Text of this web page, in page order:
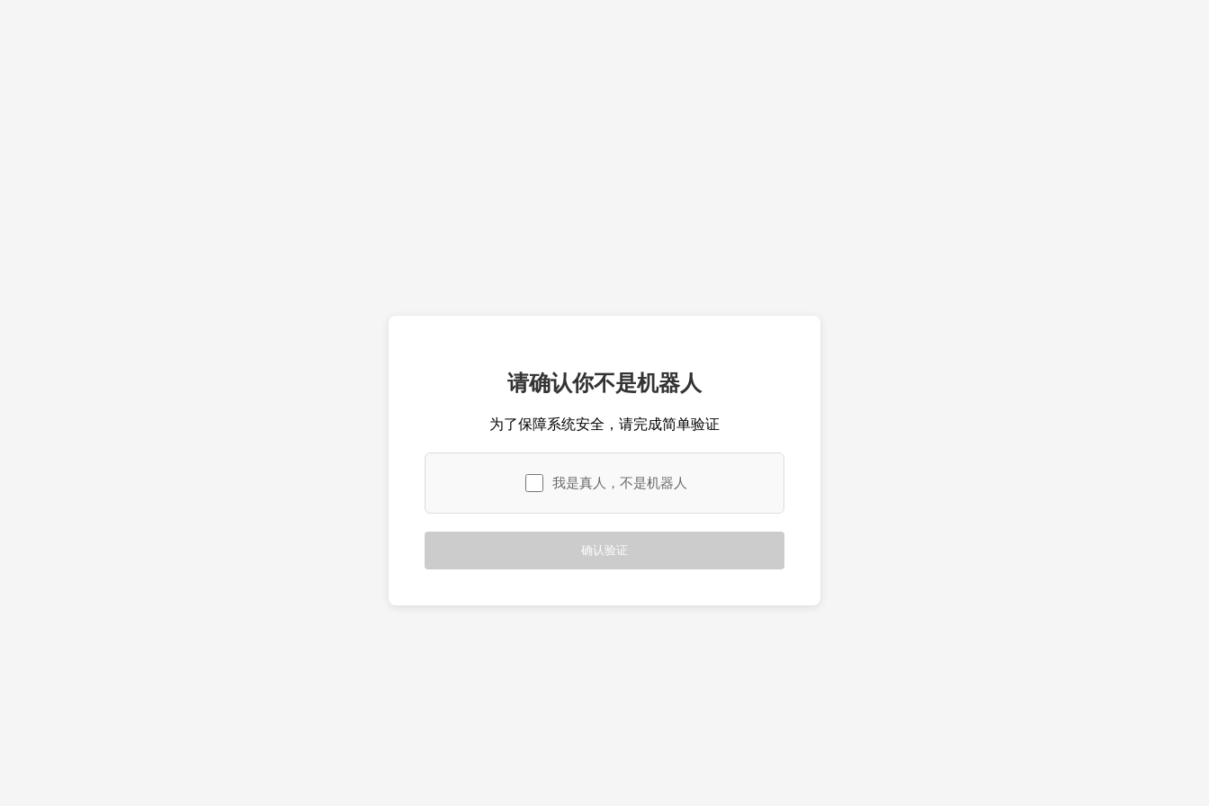
请确认你不是机器人
为了保障系统安全，请完成简单验证
我是真人，不是机器人
确认验证